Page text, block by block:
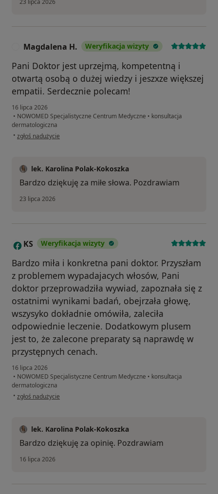
23 lipca 2026
Magdalena H. Weryfikacja wizyty
Pani Doktor jest uprzejmą, kompetentną i
otwartą osobą o dużej wiedzy i jeszxze większej
empatii. Serdecznie polecam!
16 lipca 2026
• NOWOMED Specjalistyczne Centrum Medyczne • konsultacja
dermatologiczna
• w opinii użytkownika Magdalena H.
zgłoś nadużycie
lek. Karolina Polak-Kokoszka
Bardzo dziękuję za miłe słowa. Pozdrawiam
23 lipca 2026
K KS Weryfikacja wizyty
Bardzo miła i konkretna pani doktor. Przyszłam
z problemem wypadajacych włosów, Pani
doktor przeprowadziła wywiad, zapoznała się z
ostatnimi wynikami badań, obejrzała głowę,
wszysyko dokładnie omówiła, zaleciła
odpowiednie leczenie. Dodatkowym plusem
jest to, że zalecone preparaty są naprawdę w
przystępnych cenach.
16 lipca 2026
• NOWOMED Specjalistyczne Centrum Medyczne • konsultacja
dermatologiczna
• w opinii użytkownika KS
zgłoś nadużycie
lek. Karolina Polak-Kokoszka
Bardzo dziękuję za opinię. Pozdrawiam
16 lipca 2026